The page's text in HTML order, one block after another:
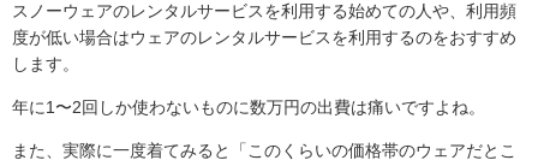
スノーウェアのレンタルサービスを利用する始めての人や、利用頻
度が低い場合はウェアのレンタルサービスを利用するのをおすすめ
します。
年に1〜2回しか使わないものに数万円の出費は痛いですよね。
また、実際に一度着てみると「このくらいの価格帯のウェアだとこ